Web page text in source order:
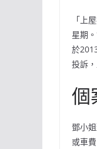
「上
星期
於
投訴
個
鄧小
或車